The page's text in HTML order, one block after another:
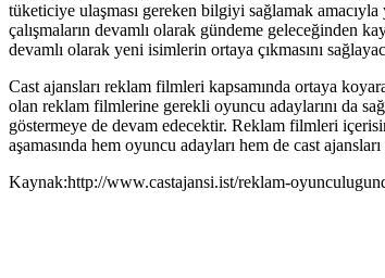
tüketiciye ulaşması gereken bilgiyi sağlamak
çalışmaların devamlı olarak gündeme geleceğinden
devamlı olarak yeni isimlerin ortaya çıkmasını
Cast ajansları reklam filmleri kapsamında ortaya
olan reklam filmlerine gerekli oyuncu adaylarını da
göstermeye de devam edecektir. Reklam filmleri
aşamasında hem oyuncu adayları hem de cast
Kaynak:http://www.castajansi.ist/reklam-